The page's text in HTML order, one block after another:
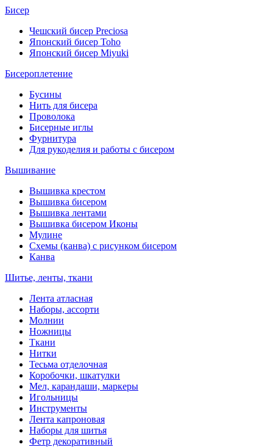
Бисер
Чешский бисер Preciosa
Японский бисер Toho
Японский бисер Miyuki
Бисероплетение
Бусины
Нить для бисера
Проволока
Бисерные иглы
Фурнитура
Для рукоделия и работы с бисером
Вышивание
Вышивка крестом
Вышивка бисером
Вышивка лентами
Вышивка бисером Иконы
Мулине
Схемы (канва) с рисунком бисером
Канва
Шитье, ленты, ткани
Лента атласная
Наборы, ассорти
Молнии
Ножницы
Ткани
Нитки
Тесьма отделочная
Коробочки, шкатулки
Мел, карандаши, маркеры
Игольницы
Инструменты
Лента капроновая
Наборы для шитья
Фетр декоративный